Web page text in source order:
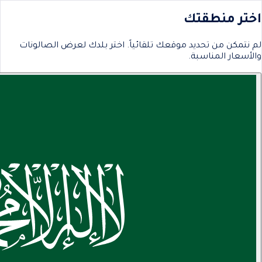
اختر منطقتك
لم نتمكن من تحديد موقعك تلقائياً. اختر بلدك لعرض الصالونات
والأسعار المناسبة.